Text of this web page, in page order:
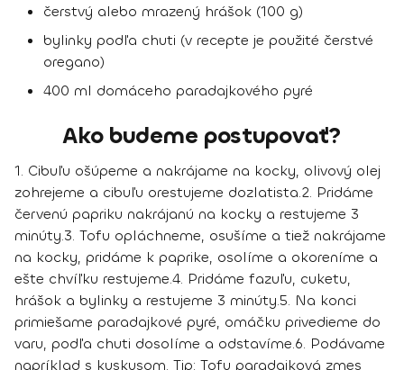
čerstvý alebo mrazený hrášok (100 g)
bylinky podľa chuti (v recepte je použité čerstvé
oregano)
400 ml domáceho paradajkového pyré
Ako budeme postupovať?
1. Cibuľu ošúpeme a nakrájame na kocky, olivový olej
zohrejeme a cibuľu orestujeme dozlatista.2. Pridáme
červenú papriku nakrájanú na kocky a restujeme 3
minúty.3. Tofu opláchneme, osušíme a tiež nakrájame
na kocky, pridáme k paprike, osolíme a okoreníme a
ešte chvíľku restujeme.4. Pridáme fazuľu, cuketu,
hrášok a bylinky a restujeme 3 minúty.5. Na konci
primiešame paradajkové pyré, omáčku privedieme do
varu, podľa chuti dosolíme a odstavíme.6. Podávame
napríklad s kuskusom. Tip: Tofu paradajková zmes